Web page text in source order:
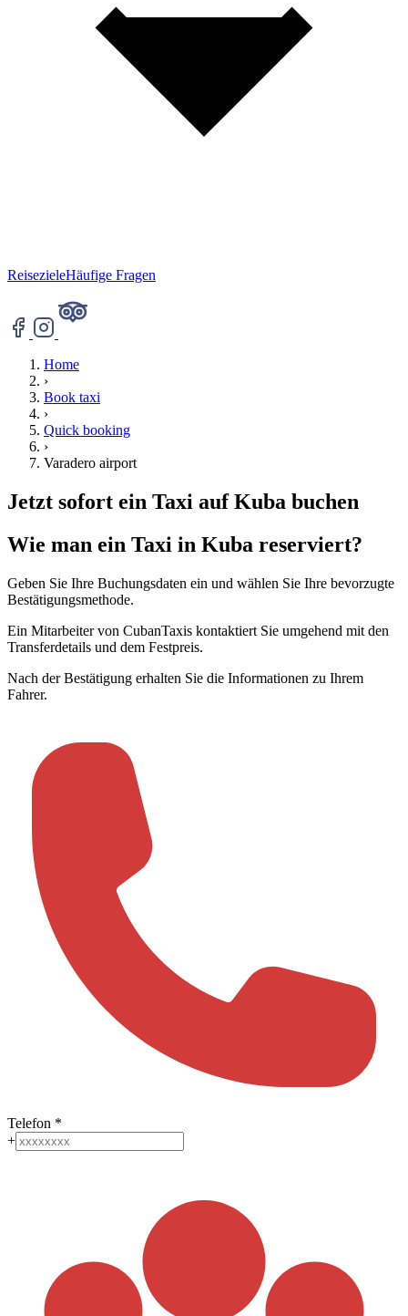
ReisezieleHäufige Fragen
Home
›
Book taxi
›
Quick booking
›
Varadero airport
Jetzt sofort ein Taxi auf Kuba buchen
Wie man ein Taxi in Kuba reserviert?
Geben Sie Ihre Buchungsdaten ein und wählen Sie Ihre bevorzugte
Bestätigungsmethode.
Ein Mitarbeiter von CubanTaxis kontaktiert Sie umgehend mit den
Transferdetails und dem Festpreis.
Nach der Bestätigung erhalten Sie die Informationen zu Ihrem
Fahrer.
Telefon *
+